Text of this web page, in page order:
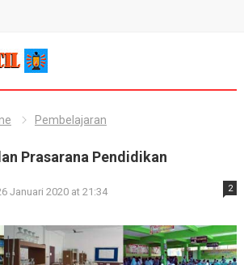
Pembelajaran
Prasarana Pendidikan
Januari 2020 at 21:34 2